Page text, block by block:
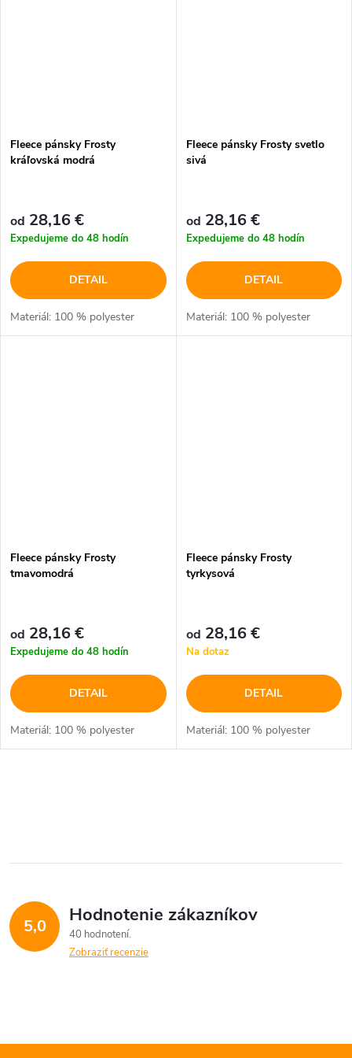
Fleece pánsky Frosty
kráľovská modrá
od 28,16 €
Expedujeme do 48 hodín
DETAIL
Materiál: 100 % polyester
Fleece pánsky Frosty svetlo
sivá
od 28,16 €
Expedujeme do 48 hodín
DETAIL
Materiál: 100 % polyester
Fleece pánsky Frosty
tmavomodrá
od 28,16 €
Expedujeme do 48 hodín
DETAIL
Materiál: 100 % polyester
Fleece pánsky Frosty
tyrkysová
od 28,16 €
Na dotaz
DETAIL
Materiál: 100 % polyester
l
d
a
e
5,0 Hodnotenie zákazníkov
40 hodnotení
Zobraziť recenzie